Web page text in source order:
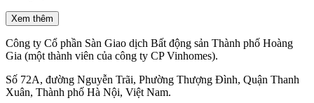
Xem thêm
Công ty Cổ phần Sàn Giao dịch Bất động sản Thành phố Hoàng
Gia (một thành viên của công ty CP Vinhomes).
Số 72A, đường Nguyễn Trãi, Phường Thượng Đình, Quận Thanh
Xuân, Thành phố Hà Nội, Việt Nam.